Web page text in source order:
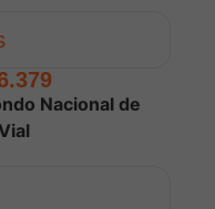
Nacional de